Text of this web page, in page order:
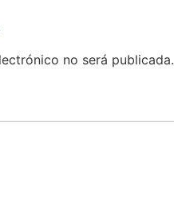
no será publicada.